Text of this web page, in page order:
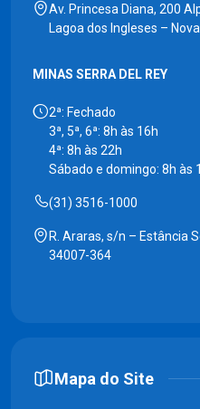
Av. Princesa Diana, 200
Lagoa dos Ingleses –
MINAS SERRA DEL REY
2ª: Fechado
3ª, 5ª, 6ª: 8h às 16h
4ª: 8h às 22h
Sábado e domingo: 8h às
(31) 3516-1000
R. Araras, s/n – Estância
34007-364
Mapa do Site